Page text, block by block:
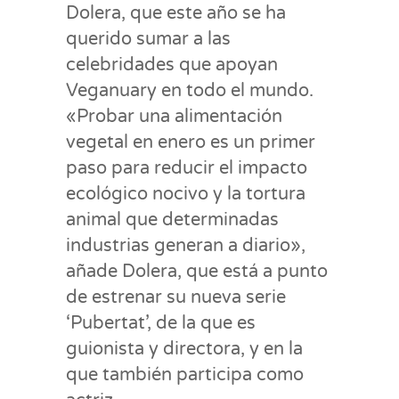
Dolera, que este año se ha
querido sumar a las
celebridades que apoyan
Veganuary en todo el mundo.
«Probar una alimentación
vegetal en enero es un primer
paso para reducir el impacto
ecológico nocivo y la tortura
animal que determinadas
industrias generan a diario»,
añade Dolera, que está a punto
de estrenar su nueva serie
‘Pubertat’, de la que es
guionista y directora, y en la
que también participa como